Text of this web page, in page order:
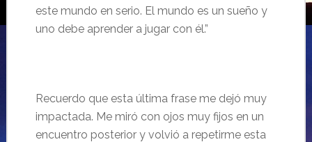
este mundo en serio. El mundo es un sueño y
uno debe aprender a jugar con él.”
Recuerdo que esta última frase me dejó muy
impactada. Me miró con ojos muy fijos en un
encuentro posterior y volvió a repetirme esta